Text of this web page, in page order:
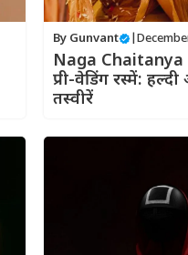
By Gunvant |
Naga
प्री-वेडिंग रस्में:
तस्वीरें